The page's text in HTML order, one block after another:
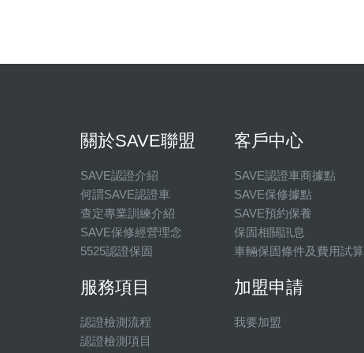
關於SAVE聯盟
SAVE認證介紹
何謂SAVE認證車
查定專業訓練介紹
SAVE保修經營理念
5525認證保固
服務項目
認證檢測流程
認證檢測項目
客戶中心
SAVE認證車商據點
SAVE保修據點
SAVE預約保養
保固相關訊息
車輛保固條件及費用試算
加盟申請
我要加盟